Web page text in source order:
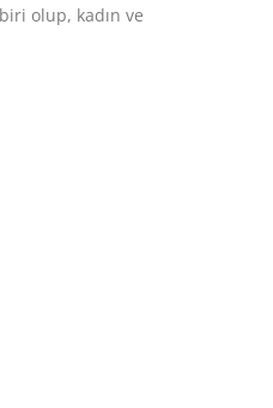
olup, kadın ve